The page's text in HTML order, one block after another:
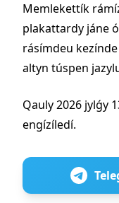
Memlekettík
plakattardy jáne
rásímdeu
altyn túspen
Qauly 2026 jylǵy
engízíledí.